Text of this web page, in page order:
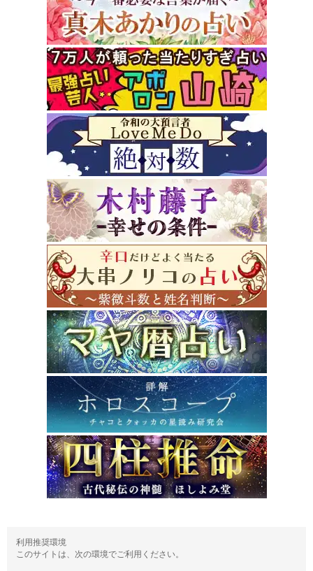
利用推奨環境
このサイトは、次の環境でご利用ください。